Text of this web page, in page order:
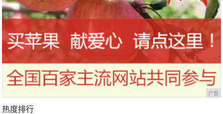
广告
热度排行